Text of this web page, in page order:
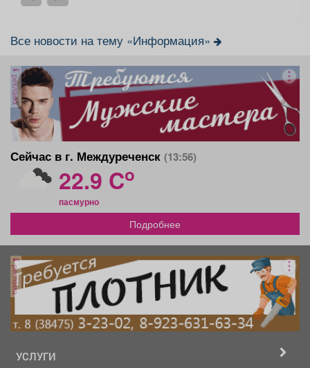
Все новости на тему «Информация»
реклама
Сейчас в г. Междуреченск (13:56)
22.9 Co
пасмурно
Подробнее
реклама
УСЛУГИ